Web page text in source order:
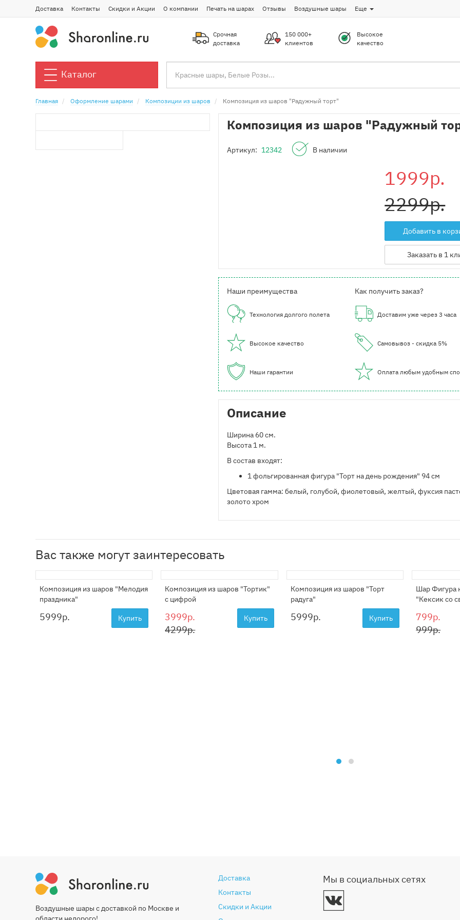
Доставка Контакты Скидки и Акции О компании Печать на шарах Отзывы Воздушные шары Еще
Срочная
доставка
150 000+
клиентов
Высокое
качество
Каталог
Главная Оформление шарами Композиции из шаров Композиция из шаров "Радужный торт"
Композиция из шаров "Радужный
Артикул: 12342 В наличии
1999р.
2299р.
Добавить в
Заказать в 1
Наши преимущества
Технология долгого полета
Высокое качество
Наши гарантии
Как получить заказ?
Доставим уже через 3 часа
Самовывоз - скидка 5%
Оплата любым удобным
Описание
Ширина 60 см.
Высота 1 м.
В состав входят:
1 фольгированная фигура "Торт на день рождения" 94 см
Цветовая гамма: белый, голубой, фиолетовый, желтый, фуксия
золото хром
Вас также могут заинтересовать
Композиция из шаров "Мелодия
праздника"
5999р. Купить
Композиция из шаров "Тортик"
с цифрой
3999р.
4299р.
Купить
Композиция из шаров "Торт
радуга"
5999р. Купить
Шар Фигура
"Кексик со
799р.
999р.
Воздушные шары с доставкой по Москве и
Доставка
Контакты
Скидки и Акции
Мы в социальных сетях